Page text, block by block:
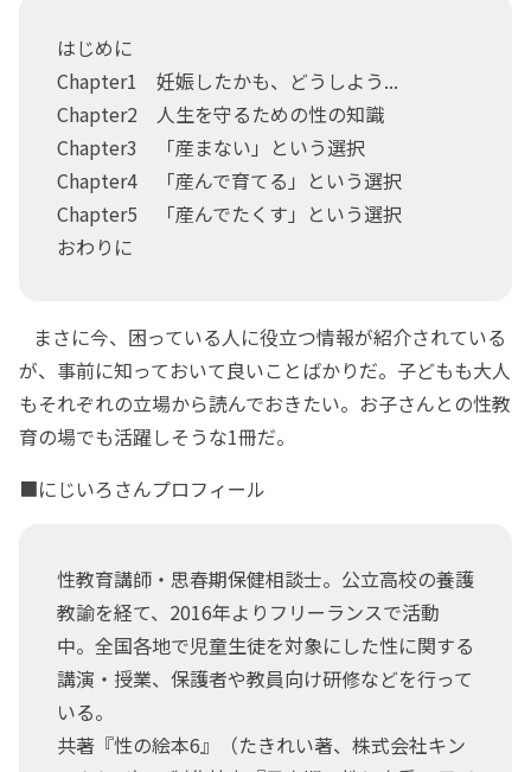
はじめに
Chapter1 妊娠したかも、どうしよう...
Chapter2 人生を守るための性の知識
Chapter3 「産まない」という選択
Chapter4 「産んで育てる」という選択
Chapter5 「産んでたくす」という選択
おわりに
まさに今、困っている人に役立つ情報が紹介されている
が、事前に知っておいて良いことばかりだ。子どもも大人
もそれぞれの立場から読んでおきたい。お子さんとの性教
育の場でも活躍しそうな1冊だ。
■にじいろさんプロフィール
性教育講師・思春期保健相談士。公立高校の養護
教諭を経て、2016年よりフリーランスで活動
中。全国各地で児童生徒を対象にした性に関する
講演・授業、保護者や教員向け研修などを行って
いる。
共著『性の絵本6』（たきれい著、株式会社キン